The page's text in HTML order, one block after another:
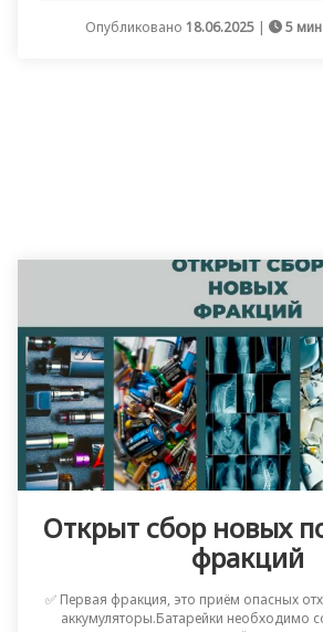
Опубликовано 18.06.2025 | 5 мин
Открыт сбор новых
фракций
✅ Первая фракция, это приём опасных
аккумуляторы.Батарейки необходимо